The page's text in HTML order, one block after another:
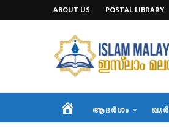
ABOUT US POSTAL LIBRARY
HOMEആദര്‍ശം